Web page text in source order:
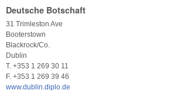
Deutsche Botschaft
31 Trimleston Ave
Booterstown
Blackrock/Co.
Dublin
T. +353 1 269 30 11
F. +353 1 269 39 46
www.dublin.diplo.de